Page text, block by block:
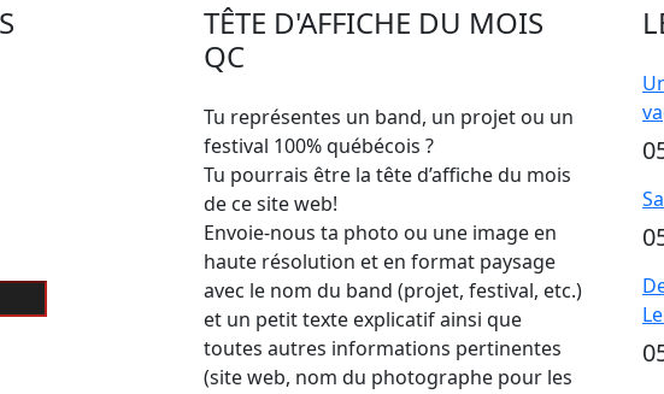
TÊTE D'AFFICHE DU MOIS
QC
Tu représentes un band, un projet ou un
festival 100% québécois ?
Tu pourrais être la tête d’affiche du mois
de ce site web!
Envoie-nous ta photo ou une image en
haute résolution et en format paysage
avec le nom du band (projet, festival, etc.)
et un petit texte explicatif ainsi que
toutes autres informations pertinentes
(site web, nom du photographe pour les